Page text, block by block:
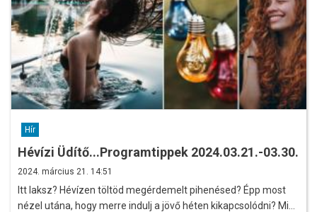
Hír
Hévízi Üdítő...Programtippek 2024.03.21.-03.30.
2024. március 21. 14:51
Itt laksz? Hévízen töltöd megérdemelt pihenésed? Épp most
nézel utána, hogy merre indulj a jövő héten kikapcsolódni? Mi…